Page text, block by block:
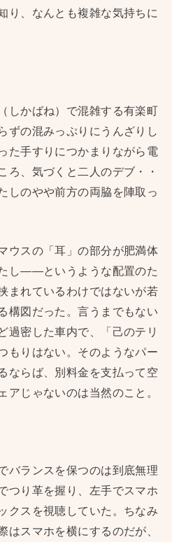
り、なんとも複雑な気持ちに
しかばね）で混雑する有楽町
ずの混みっぷりにうんざりし
た手すりにつかまりながら電
ろ、気づくと二人のデブ・・
しのやや前方の両脇を陣取っ
ウスの「耳」の部分が肥満体
し——というような配置のた
まれているわけではないが若
構図だった。言うまでもない
過密した車内で、「己のテリ
もりはない。そのようなパー
ならば、別料金を支払って空
アじゃないのは当然のこと。
バランスを保つのは到底無理
つり革を握り、左手でスマホ
クスを視聴していた。ちなみ
はスマホを横にするのだが、